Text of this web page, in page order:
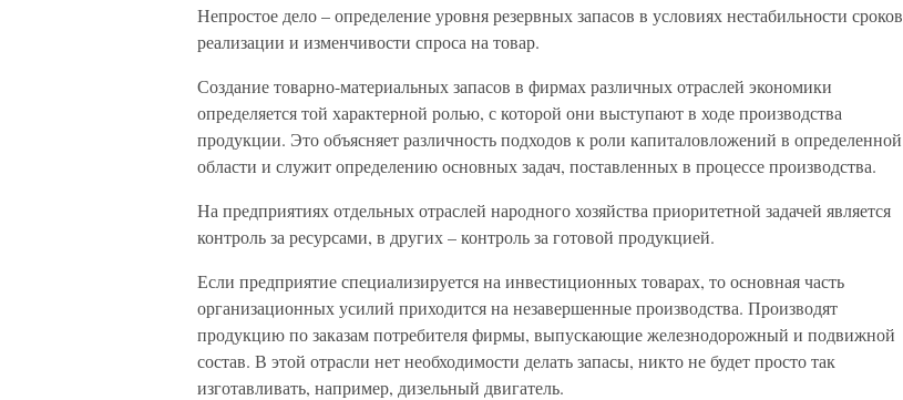
Непростое дело – определение уровня резервных запасов в условиях нестабильности сроков
реализации и изменчивости спроса на товар.
Создание товарно-материальных запасов в фирмах различных отраслей экономики
определяется той характерной ролью, с которой они выступают в ходе производства
продукции. Это объясняет различность подходов к роли капиталовложений в определенной
области и служит определению основных задач, поставленных в процессе производства.
На предприятиях отдельных отраслей народного хозяйства приоритетной задачей является
контроль за ресурсами, в других – контроль за готовой продукцией.
Если предприятие специализируется на инвестиционных товарах, то основная часть
организационных усилий приходится на незавершенные производства. Производят
продукцию по заказам потребителя фирмы, выпускающие железнодорожный и подвижной
состав. В этой отрасли нет необходимости делать запасы, никто не будет просто так
изготавливать, например, дизельный двигатель.